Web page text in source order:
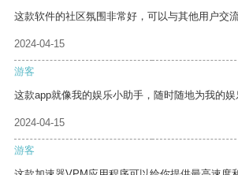
这款软件的社区氛围非常好，可以与其他用户交流
2024-04-15
游客
这款app就像我的娱乐小助手，随时随地为我的娱
2024-04-15
游客